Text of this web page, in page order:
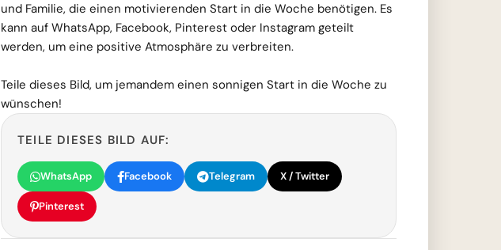
und Familie, die einen motivierenden Start in die Woche benötigen. Es
kann auf WhatsApp, Facebook, Pinterest oder Instagram geteilt
werden, um eine positive Atmosphäre zu verbreiten.
Teile dieses Bild, um jemandem einen sonnigen Start in die Woche zu
wünschen!
TEILE DIESES BILD AUF:
WhatsApp Facebook Telegram X / Twitter
Pinterest